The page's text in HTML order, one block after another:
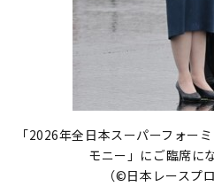
「2026年全日本スーパーフォー
モニー」にご臨席に
（©日本レースプ